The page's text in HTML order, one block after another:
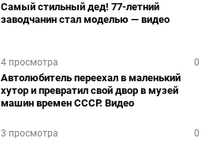
Самый стильный дед! 77-летний
заводчанин стал моделью — видео
4 просмотра 0
Автолюбитель переехал в маленький
хутор и превратил свой двор в музей
машин времен СССР. Видео
3 просмотра 0